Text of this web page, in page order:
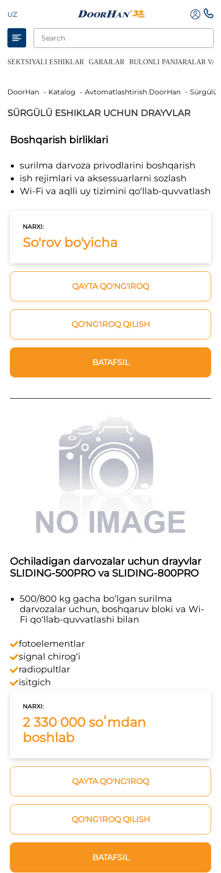
UZ
SEKTSIYALI ESHIKLAR GARAJLAR RULONLI PANJARALAR VA
DoorHan Katalog Avtomatlashtirish DoorHan
SÜRGÜLÜ ESHIKLAR UCHUN DRAYVLAR
Boshqarish birliklari
surilma darvoza privodlarini boshqarish
ish rejimlari va aksessuarlarni sozlash
Wi-Fi va aqlli uy tizimini qo‘llab-quvvatlash
NARXI:
So'rov bo'yicha
QAYTA QO'NG'IROQ
QO'NG'IROQ QILISH
BATAFSIL
Ochiladigan darvozalar uchun drayvlar
SLIDING-500PRO va SLIDING-800PRO
500/800 kg gacha bo‘lgan surilma
darvozalar uchun, boshqaruv bloki va Wi-
Fi qo‘llab-quvvatlashi bilan
fotoelementlar
signal chirog‘i
radiopultlar
isitgich
NARXI:
2 330 000 soʻmdan
boshlab
QAYTA QO'NG'IROQ
QO'NG'IROQ QILISH
BATAFSIL